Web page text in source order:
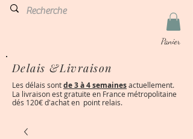
Panier
Delais &Livraison
Les délais sontde 3 à 4 semainesactuellement.
La livraison est gratuite en France métropolitaine
dés 120€ d'achat en point relais.